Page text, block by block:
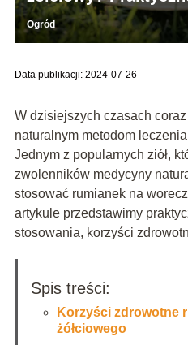
Ogród
Data publikacji: 2024-07-26
W dzisiejszych czasach
naturalnym metodom
Jednym z popularnych ziół,
zwolenników medycyny
stosować rumianek na
artykule przedstawimy
stosowania, korzyści
Spis treści:
Korzyści zdrowotne
żółciowego